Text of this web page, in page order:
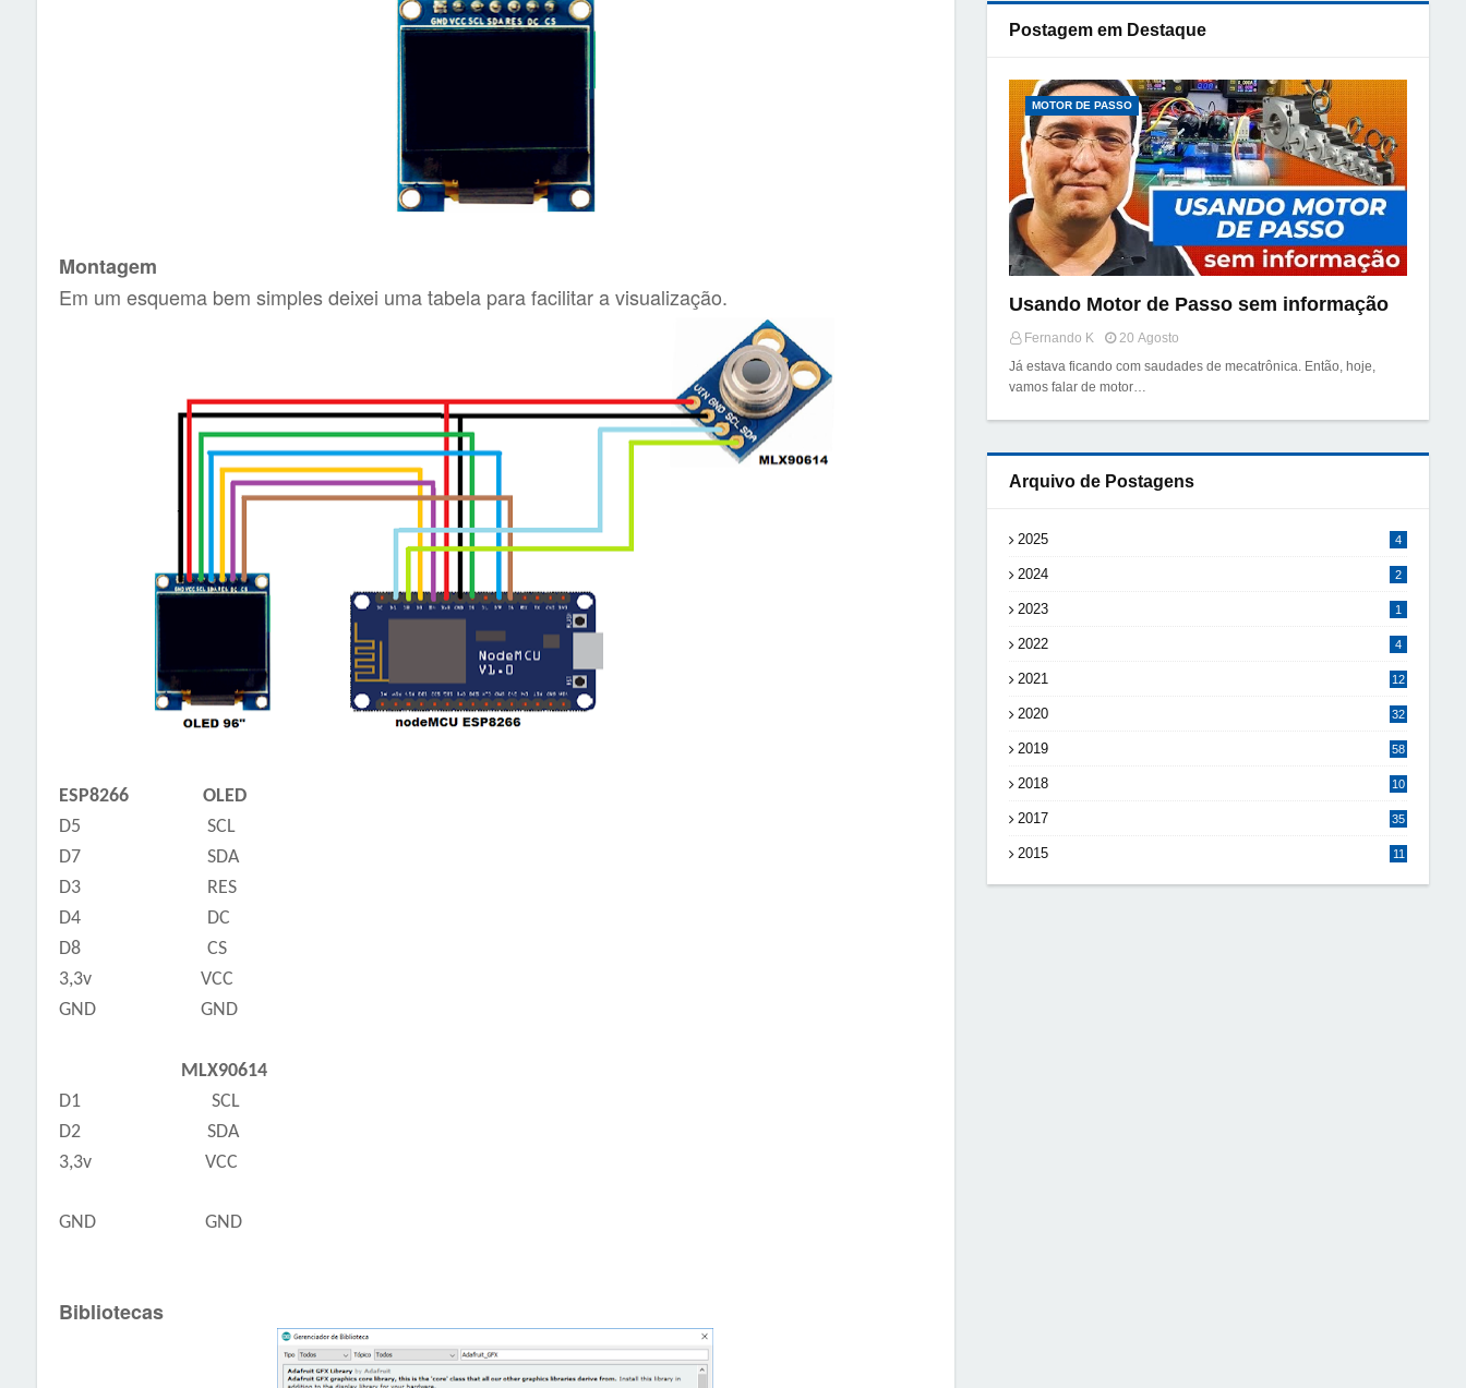
Montagem
Em um esquema bem simples deixei uma tabela para facilitar a visualização.
ESP8266 OLED
D5 SCL
D7 SDA
D3 RES
D4 DC
D8 CS
3,3v VCC
GND GND
MLX90614
D1 SCL
D2 SDA
3,3v VCC
GND GND
Bibliotecas
Postagem em Destaque
MOTOR DE PASSO
Usando Motor de Passo sem informação
Fernando K
20 Agosto
Já estava ficando com saudades de mecatrônica. Então, hoje,
vamos falar de motor…
Arquivo de Postagens
2025 4
2024 2
2023 1
2022 4
2021 12
2020 32
2019 58
2018
10
2017 35
2015 11